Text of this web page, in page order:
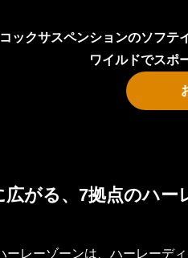
ックサスペンションのソフテ
ワイルドでスポ
広がる、7拠点のハー
ーレーゾーンは、ハーレーデ